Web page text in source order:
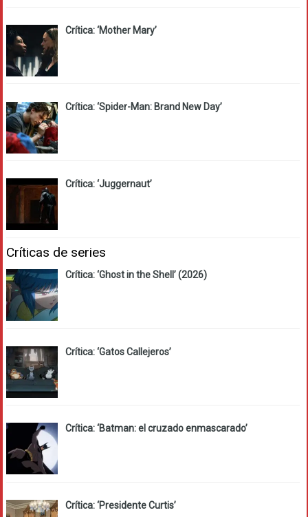
Crítica: ‘Mother Mary’
Crítica: ‘Spider-Man: Brand New Day’
Crítica: ‘Juggernaut’
Críticas de series
Crítica: ‘Ghost in the Shell’ (2026)
Crítica: ‘Gatos Callejeros’
Crítica: ‘Batman: el cruzado enmascarado’
Crítica: ‘Presidente Curtis’